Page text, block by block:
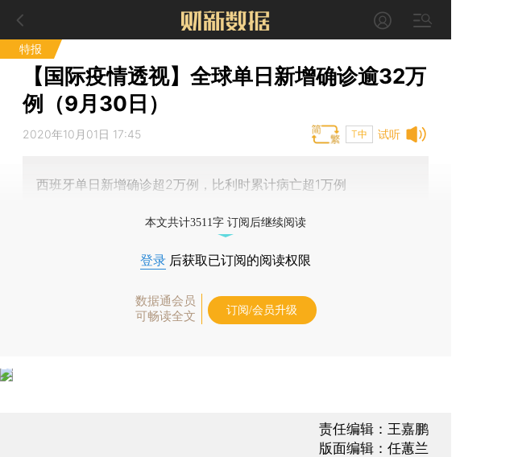
特报
【国际疫情透视】全球单日新增确诊逾32万
例（9月30日）
试听
2020年10月01日 17:45 T中
西班牙单日新增确诊超2万例，比利时累计病亡超1万例
本文共计3511字 订阅后继续阅读
登录 后获取已订阅的阅读权限
数据通会员
可畅读全文
订阅/会员升级
责任编辑：王嘉鹏
版面编辑：任蕙兰